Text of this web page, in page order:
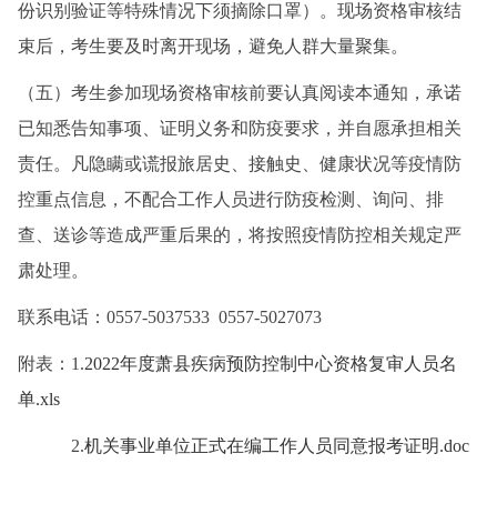
份识别验证等特殊情况下须摘除口罩）。现场资格审核结
束后，考生要及时离开现场，避免人群大量聚集。
（五）考生参加现场资格审核前要认真阅读本通知，承诺
已知悉告知事项、证明义务和防疫要求，并自愿承担相关
责任。凡隐瞒或谎报旅居史、接触史、健康状况等疫情防
控重点信息，不配合工作人员进行防疫检测、询问、排
查、送诊等造成严重后果的，将按照疫情防控相关规定严
肃处理。
联系电话：0557-5037533 0557-5027073
附表：1.2022年度萧县疾病预防控制中心资格复审人员名
单.xls
2.机关事业单位正式在编工作人员同意报考证明.doc